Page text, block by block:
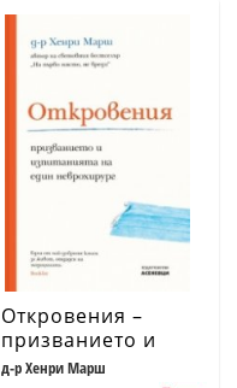
Откровения –
призванието и
изпитанията на
д-р Хенри Марш